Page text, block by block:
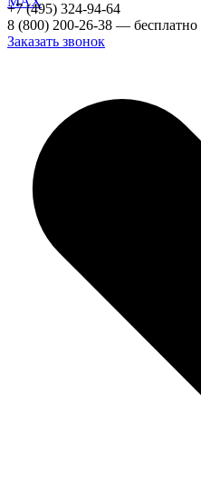
+7 (495) 324-94-64
8 (800) 200-26-38 — бесплатно
Заказать звонок